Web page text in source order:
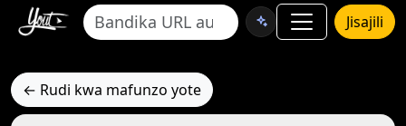
Jisajili
← Rudi kwa mafunzo yote